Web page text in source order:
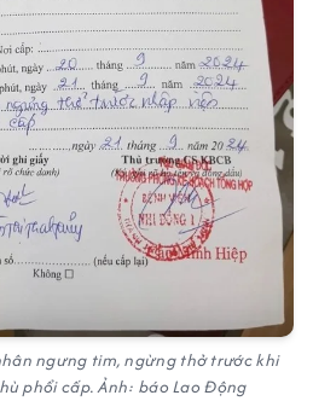
ngưng tim, ngừng thở trước khi
phổi cấp. Ảnh: báo Lao Động